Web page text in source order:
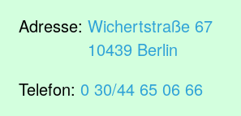
Adresse: Wichertstraße 67
10439 Berlin
Telefon: 0 30/44 65 06 66